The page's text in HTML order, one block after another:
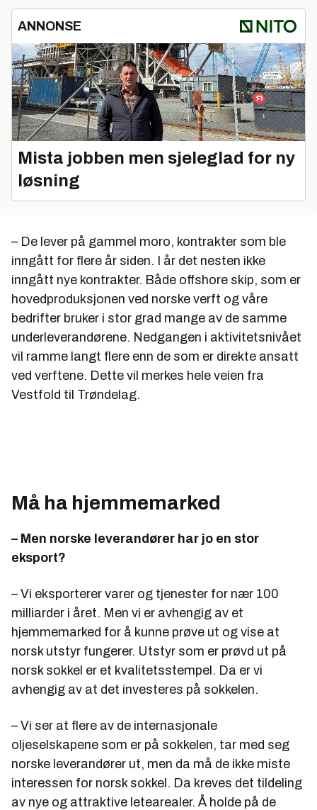
ANNONSE
Mista jobben men sjeleglad for ny
løsning
– De lever på gammel moro, kontrakter som ble
inngått for flere år siden. I år det nesten ikke
inngått nye kontrakter. Både offshore skip, som er
hovedproduksjonen ved norske verft og våre
bedrifter bruker i stor grad mange av de samme
underleverandørene. Nedgangen i aktivitetsnivået
vil ramme langt flere enn de som er direkte ansatt
ved verftene. Dette vil merkes hele veien fra
Vestfold til Trøndelag.
Må ha hjemmemarked
– Men norske leverandører har jo en stor
eksport?
– Vi eksporterer varer og tjenester for nær 100
milliarder i året. Men vi er avhengig av et
hjemmemarked for å kunne prøve ut og vise at
norsk utstyr fungerer. Utstyr som er prøvd ut på
norsk sokkel er et kvalitetsstempel. Da er vi
avhengig av at det investeres på sokkelen.
– Vi ser at flere av de internasjonale
oljeselskapene som er på sokkelen, tar med seg
norske leverandører ut, men da må de ikke miste
interessen for norsk sokkel. Da kreves det tildeling
av nye og attraktive letearealer. Å holde på de